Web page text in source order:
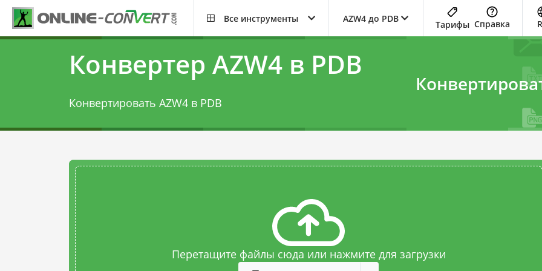
Все инструменты AZW4 до PDB
Тарифы Справка
Конвертер AZW4 в PDB
Конвертировать AZW4 в PDB
Перетащите файлы сюда или нажмите для загрузки